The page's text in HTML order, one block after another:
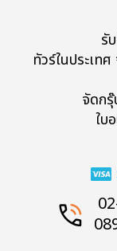
รั
ทัวร์ในประเท
จัดก
ใบ